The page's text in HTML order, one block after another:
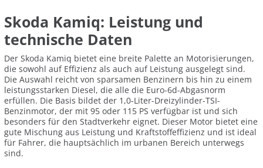
Skoda Kamiq: Leistung und
technische Daten
Der Skoda Kamiq bietet eine breite Palette an Motorisierungen,
die sowohl auf Effizienz als auch auf Leistung ausgelegt sind.
Die Auswahl reicht von sparsamen Benzinern bis hin zu einem
leistungsstarken Diesel, die alle die Euro-6d-Abgasnorm
erfüllen. Die Basis bildet der 1,0-Liter-Dreizylinder-TSI-
Benzinmotor, der mit 95 oder 115 PS verfügbar ist und sich
besonders für den Stadtverkehr eignet. Dieser Motor bietet eine
gute Mischung aus Leistung und Kraftstoffeffizienz und ist ideal
für Fahrer, die hauptsächlich im urbanen Bereich unterwegs
sind.